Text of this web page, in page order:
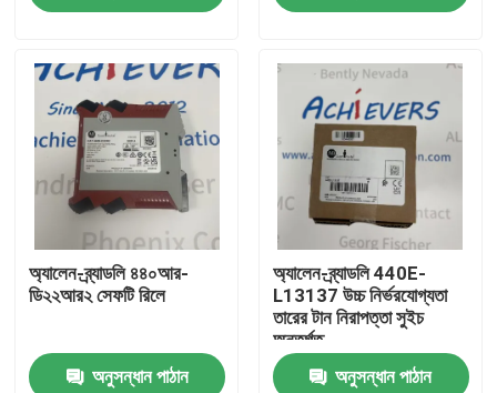
পণ্য
আমাদের সম্বন্ধে
কারখানা পরিদর্শন
আমাদের সাথে যোগাযোগ
অ্যালেন-ব্র্যাডলি ৪৪০আর-
ডি২২আর২ সেফটি রিলে
অনুসন্ধান পাঠান
অ্যালেন-ব্র্যাডলি 440E-
L13137 উচ্চ নির্ভরযোগ্যতা
তারের টান নিরাপত্তা সুইচ
অন্তর্গত
অনুসন্ধান পাঠান